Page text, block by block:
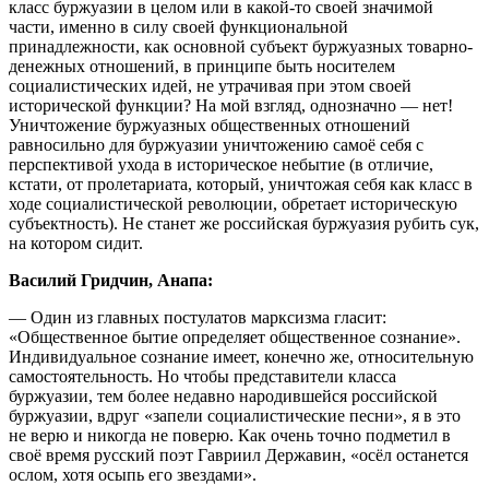
класс буржуазии в целом или в какой-то своей значимой
части, именно в силу своей функциональной
принадлежности, как основной субъект буржуазных товарно-
денежных отношений, в принципе быть носителем
социалистических идей, не утрачивая при этом своей
исторической функции? На мой взгляд, однозначно — нет!
Уничтожение буржуазных общественных отношений
равносильно для буржуазии уничтожению самоё себя с
перспективой ухода в историческое небытие (в отличие,
кстати, от пролетариата, который, уничтожая себя как класс в
ходе социалистической революции, обретает историческую
субъектность). Не станет же российская буржуазия рубить сук,
на котором сидит.
Василий Гридчин, Анапа:
— Один из главных постулатов марксизма гласит:
«Общественное бытие определяет общественное сознание».
Индивидуальное сознание имеет, конечно же, относительную
самостоятельность. Но чтобы представители класса
буржуазии, тем более недавно народившейся российской
буржуазии, вдруг «запели социалистические песни», я в это
не верю и никогда не поверю. Как очень точно подметил в
своё время русский поэт Гавриил Державин, «осёл останется
ослом, хотя осыпь его звездами».